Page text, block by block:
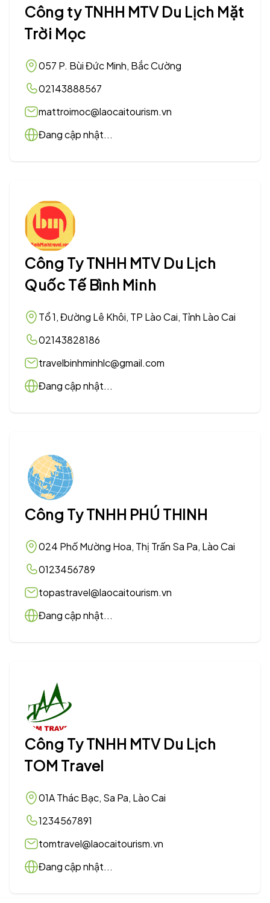
Công ty TNHH MTV Du Lịch Mặt
Trời Mọc
057 P. Bùi Đức Minh, Bắc Cường
02143888567
mattroimoc@laocaitourism.vn
Đang cập nhật...
Công Ty TNHH MTV Du Lịch
Quốc Tế Bình Minh
Tổ 1, Đường Lê Khôi, TP Lào Cai, Tỉnh Lào Cai
02143828186
travelbinhminhlc@gmail.com
Đang cập nhật...
Công Ty TNHH PHÚ THINH
024 Phố Mường Hoa, Thị Trấn Sa Pa, Lào Cai
0123456789
topastravel@laocaitourism.vn
Đang cập nhật...
Công Ty TNHH MTV Du Lịch
TOM Travel
01A Thác Bạc, Sa Pa, Lào Cai
1234567891
tomtravel@laocaitourism.vn
Đang cập nhật...